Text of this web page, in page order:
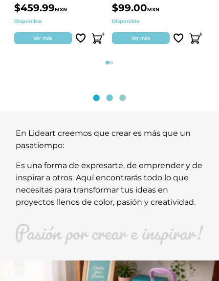
$459.99MXN
Disponible
Ver más
$99.00MXN
Disponible
Ver más
Página 1
Página 2
En Lideart creemos que crear es más que un
pasatiempo:
Es una forma de expresarte, de emprender y de
inspirar a otros. Aquí encontrarás todo lo que
necesitas para transformar tus ideas en
proyectos llenos de color, pasión y creatividad.